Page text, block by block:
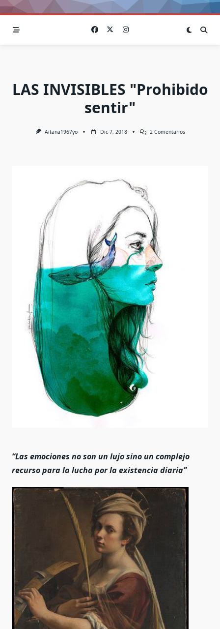
LAS INVISIBLES "Prohibido
sentir"
Aitana1967yo Dic 7, 2018 2 ComentariosEn
“Las emociones no son un lujo sino un complejo
recurso para la lucha por la existencia diaria”